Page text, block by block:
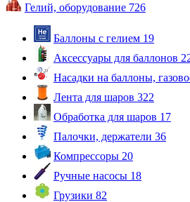
Гелий, оборудование 726
Баллоны с гелием 19
Аксессуары для баллонов
Насадки на баллоны,
Лента для шаров 322
Обработка для шаров 17
Палочки, держатели 36
Компрессоры 20
Ручные насосы 18
Грузики 82